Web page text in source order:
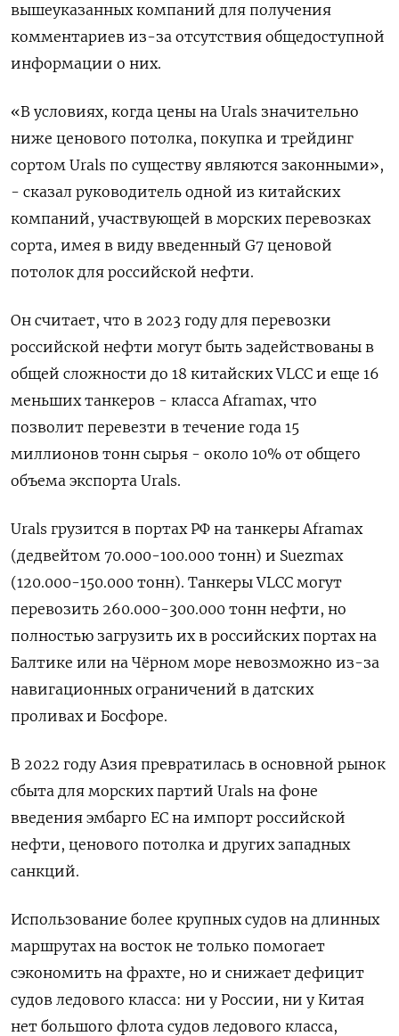
вышеуказанных компаний для получения
комментариев из-за отсутствия общедоступной
информации о них.
«В условиях, когда цены на Urals значительно
ниже ценового потолка, покупка и трейдинг
сортом Urals по существу являются законными»,
- сказал руководитель одной из китайских
компаний, участвующей в морских перевозках
сорта, имея в виду введенный G7 ценовой
потолок для российской нефти.
Он считает, что в 2023 году для перевозки
российской нефти могут быть задействованы в
общей сложности до 18 китайских VLCC и еще 16
меньших танкеров - класса Aframax, что
позволит перевезти в течение года 15
миллионов тонн сырья - около 10% от общего
объема экспорта Urals.
Urals грузится в портах РФ на танкеры Aframax
(дедвейтом 70.000-100.000 тонн) и Suezmax
(120.000-150.000 тонн). Танкеры VLCC могут
перевозить 260.000-300.000 тонн нефти, но
полностью загрузить их в российских портах на
Балтике или на Чёрном море невозможно из-за
навигационных ограничений в датских
проливах и Босфоре.
В 2022 году Азия превратилась в основной рынок
сбыта для морских партий Urals на фоне
введения эмбарго ЕС на импорт российской
нефти, ценового потолка и других западных
санкций.
Использование более крупных судов на длинных
маршрутах на восток не только помогает
сэкономить на фрахте, но и снижает дефицит
судов ледового класса: ни у России, ни у Китая
нет большого флота судов ледового класса,